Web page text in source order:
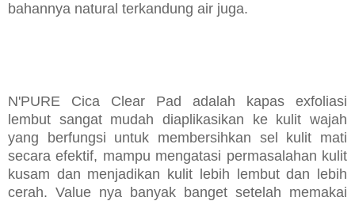
bahannya natural terkandung air juga.
N'PURE Cica Clear Pad adalah kapas exfoliasi
lembut sangat mudah diaplikasikan ke kulit wajah
yang berfungsi untuk membersihkan sel kulit mati
secara efektif, mampu mengatasi permasalahan kulit
kusam dan menjadikan kulit lebih lembut dan lebih
cerah. Value nya banyak banget setelah memakai